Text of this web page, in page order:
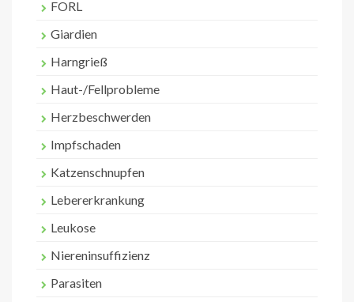
FORL
Giardien
Harngrieß
Haut-/Fellprobleme
Herzbeschwerden
Impfschaden
Katzenschnupfen
Lebererkrankung
Leukose
Niereninsuffizienz
Parasiten